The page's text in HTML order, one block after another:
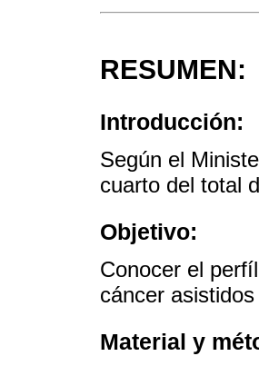
RESUMEN:
Introducción:
Según el
cuarto del total
Objetivo:
Conocer el
cáncer
Material y